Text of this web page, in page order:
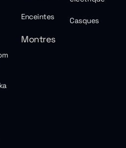
Enceintes Casques
Montres